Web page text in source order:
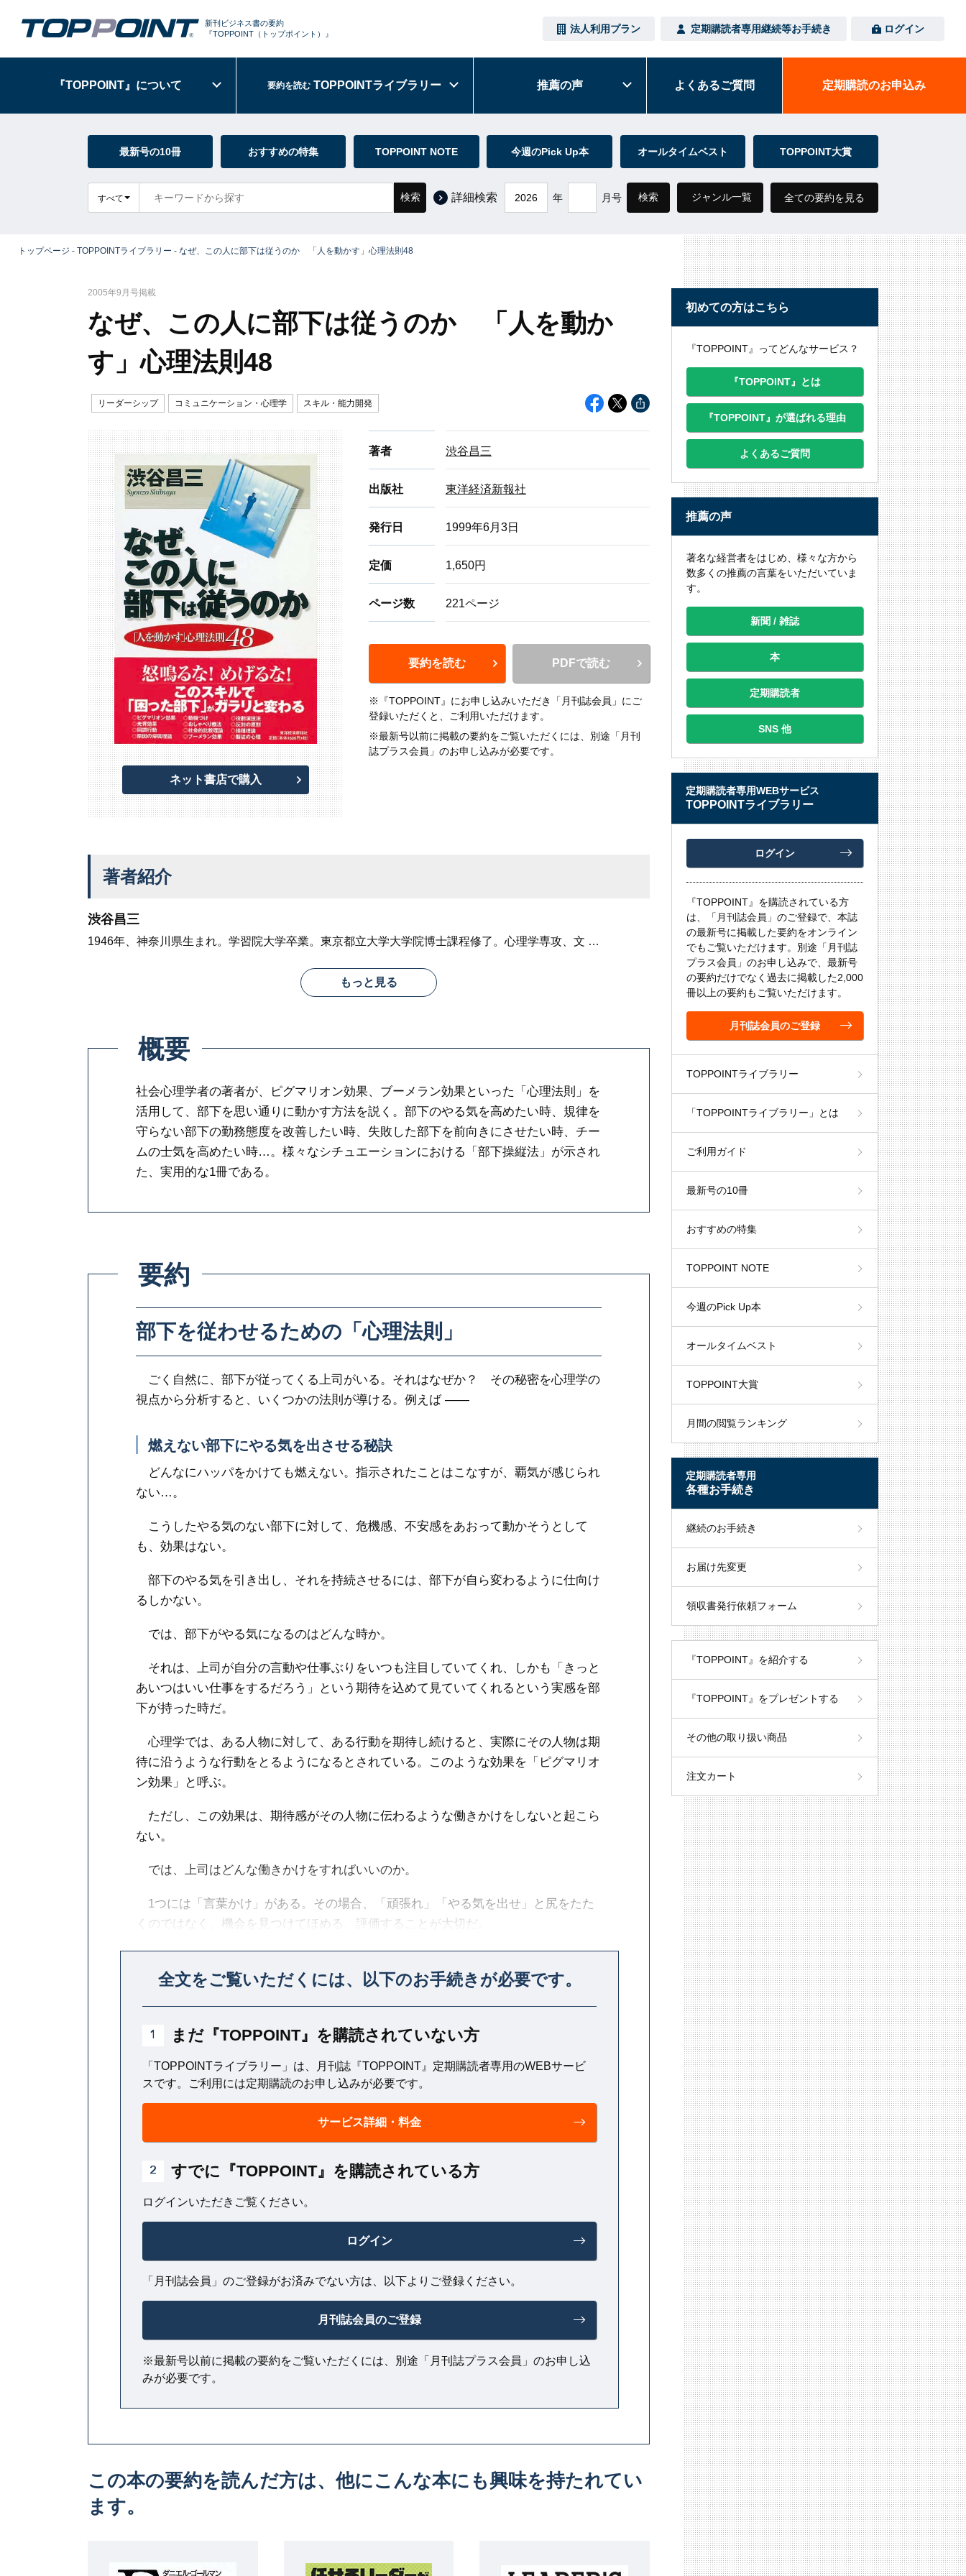
新刊ビジネス書の要約
『TOPPOINT （トップポイント）』 法人利用プラン 定期購読者専用継続等お手続き ログイン
『TOPPOINT』 について 要約を読む TOPPOINTライブラリー 推薦の声 よくあるご質問 定期購読のお申込み
最新号の10冊 おすすめの特集 TOPPOINT NOTE 今週のPick Up本 オールタイムベスト TOPPOINT大賞
すべて 検索 詳細検索 年 月号 検索 ジャンル一覧 全ての要約を見る
トップページ - TOPPOINTライブラリー - なぜ、この人に部下は従うのか 「人を動かす」心理法則48
2005年9月号掲載
なぜ、この人に部下は従うのか 「人を動か
す」心理法則48
リーダーシップ コミュニケーション・心理学 スキル・能力開発
ネット書店で購入
著者 渋谷昌三
出版社 東洋経済新報社
発行日 1999年6月3日
定価 1,650円
ページ数 221ページ
要約を読む PDFで読む
※『TOPPOINT』にお申し込みいただき「月刊誌会員」にご
登録いただくと、ご利用いただけます。
※最新号以前に掲載の要約をご覧いただくには、別途「月刊
誌プラス会員」のお申し込みが必要です。
著者紹介
渋谷昌三
1946年、神奈川県生まれ。学習院大学卒業。東京都立大学大学院博士課程修了。心理学専攻、文 …
もっと見る
概要
社会心理学者の著者が、ピグマリオン効果、ブーメラン効果といった「心理法則」を
活用して、部下を思い通りに動かす方法を説く。部下のやる気を高めたい時、規律を
守らない部下の勤務態度を改善したい時、失敗した部下を前向きにさせたい時、チー
ムの士気を高めたい時…。様々なシチュエーションにおける「部下操縦法」が示され
た、実用的な1冊である。
要約
部下を従わせるための「心理法則」
ごく自然に、部下が従ってくる上司がいる。それはなぜか？ その秘密を心理学の
視点から分析すると、いくつかの法則が導ける。例えば ――
燃えない部下にやる気を出させる秘訣
どんなにハッパをかけても燃えない。指示されたことはこなすが、覇気が感じられ
ない…。
こうしたやる気のない部下に対して、危機感、不安感をあおって動かそうとして
も、効果はない。
部下のやる気を引き出し、それを持続させるには、部下が自ら変わるように仕向け
るしかない。
では、部下がやる気になるのはどんな時か。
それは、上司が自分の言動や仕事ぶりをいつも注目していてくれ、しかも「きっと
あいつはいい仕事をするだろう」という期待を込めて見ていてくれるという実感を部
下が持った時だ。
心理学では、ある人物に対して、ある行動を期待し続けると、実際にその人物は期
待に沿うような行動をとるようになるとされている。このような効果を「ピグマリオ
ン効果」と呼ぶ。
ただし、この効果は、期待感がその人物に伝わるような働きかけをしないと起こら
ない。
では、上司はどんな働きかけをすればいいのか。
1つには「言葉かけ」がある。その場合、「頑張れ」「やる気を出せ」と尻をたた
くのではなく、機会を見つけてほめる、評価することが大切だ。
るのである。
全文をご覧いただくには、 以下のお手続きが必要です。
1 まだ『TOPPOINT』を購読されていない方
「TOPPOINTライブラリー」は、月刊誌『TOPPOINT』定期購読者専用のWEBサービ
スです。ご利用には定期購読のお申し込みが必要です。
サービス詳細・料金
2 すでに『TOPPOINT』を購読されている方
ログインいただきご覧ください。
ログイン
「月刊誌会員」のご登録がお済みでない方は、以下よりご登録ください。
月刊誌会員のご登録
※最新号以前に掲載の要約をご覧いただくには、別途「月刊誌プラス会員」のお申し込
みが必要です。
この本の要約を読んだ方は、他にこんな本にも興味を持たれてい
ます。
初めての方はこちら
『TOPPOINT』ってどんなサービス？
『TOPPOINT』とは
『TOPPOINT』が選ばれる理由
よくあるご質問
推薦の声
著名な経営者をはじめ、様々な方から
数多くの推薦の言葉をいただいていま
す。
新聞 / 雑誌
本
定期購読者
SNS 他
定期購読者専用WEBサービス
TOPPOINTライブラリー
ログイン
『TOPPOINT』を購読されている方
は、「月刊誌会員」のご登録で、本誌
の最新号に掲載した要約をオンライン
でもご覧いただけます。別途「月刊誌
プラス会員」のお申し込みで、最新号
の要約だけでなく過去に掲載した2,000
冊以上の要約もご覧いただけます。
月刊誌会員のご登録
TOPPOINTライブラリー
「TOPPOINTライブラリー」とは
ご利用ガイド
最新号の10冊
おすすめの特集
TOPPOINT NOTE
今週のPick Up本
オールタイムベスト
TOPPOINT大賞
月間の閲覧ランキング
定期購読者専用
各種お手続き
継続のお手続き
お届け先変更
領収書発行依頼フォーム
『TOPPOINT』を紹介する
『TOPPOINT』をプレゼントする
その他の取り扱い商品
注文カート